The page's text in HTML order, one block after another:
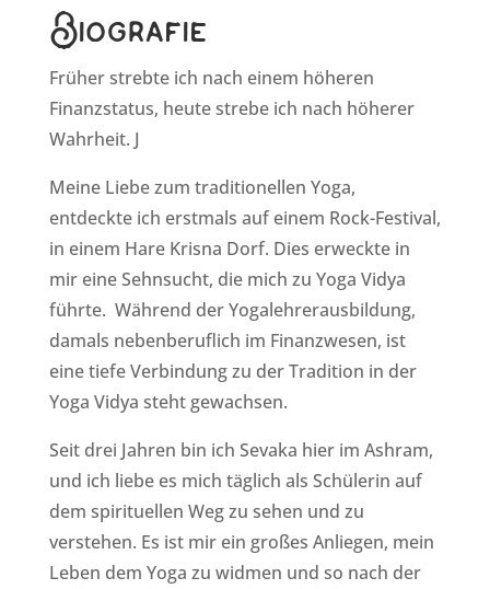
Biografie
Früher strebte ich nach einem höheren
Finanzstatus, heute strebe ich nach höherer
Wahrheit. J
Meine Liebe zum traditionellen Yoga,
entdeckte ich erstmals auf einem Rock-Festival,
in einem Hare Krisna Dorf. Dies erweckte in
mir eine Sehnsucht, die mich zu Yoga Vidya
führte. Während der Yogalehrerausbildung,
damals nebenberuflich im Finanzwesen, ist
eine tiefe Verbindung zu der Tradition in der
Yoga Vidya steht gewachsen.
Seit drei Jahren bin ich Sevaka hier im Ashram,
und ich liebe es mich täglich als Schülerin auf
dem spirituellen Weg zu sehen und zu
verstehen. Es ist mir ein großes Anliegen, mein
Leben dem Yoga zu widmen und so nach der